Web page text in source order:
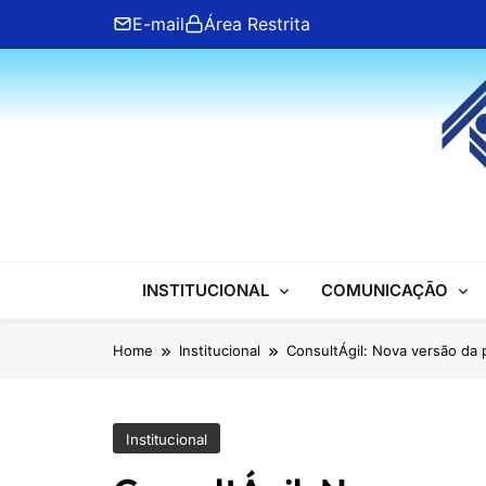
content
E-mail Área Restrita
ANFIP Nacional
INSTITUCIONAL COMUNICAÇÃO
Home Institucional ConsultÁgil: Nova versão da
Institucional